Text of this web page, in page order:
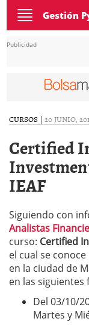
Toggle
navigation
Gestión
Publicidad
CURSOS | 20 JUNIO,
Certified
IEAF
Siguiendo con
Analistas
curso: Certified
el cual se
en la ciudad de
en las siguientes
Del 03/10/
Martes y